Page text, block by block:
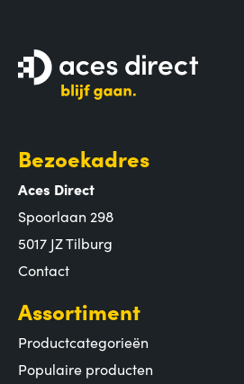
Bezoekadres
Aces Direct
Spoorlaan 298
5017 JZ Tilburg
Contact
Assortiment
Productcategorieën
Populaire producten